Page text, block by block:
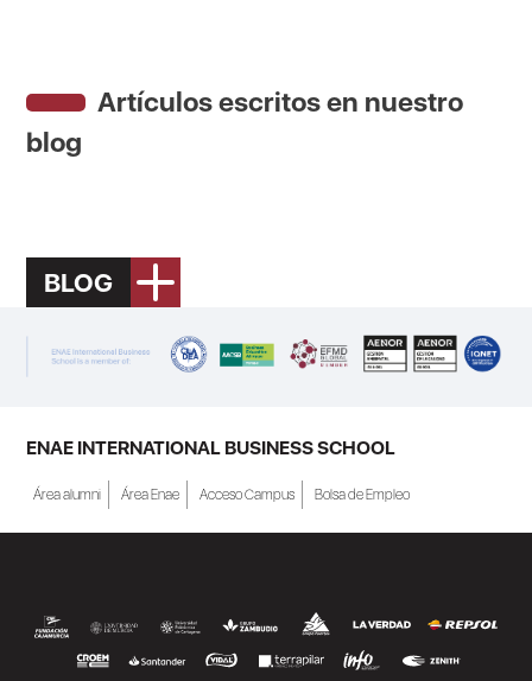
Artículos escritos en nuestro
blog
BLOG
ENAE INTERNATIONAL BUSINESS SCHOOL
Área alumni Área Enae Acceso Campus Bolsa de Empleo